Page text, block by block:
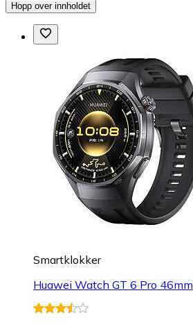
Hopp over innholdet
Smartklokker
Huawei Watch GT 6 Pro 46mm